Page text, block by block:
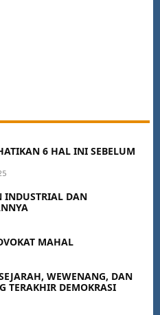
6 HAL INI SEBELUM
INDUSTRIAL DAN
MAHAL
WEWENANG, DAN
TERAKHIR DEMOKRASI